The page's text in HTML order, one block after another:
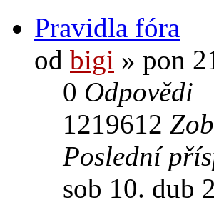
Pravidla fóra
od bigi » pon
0 Odpovědi
1219612
Poslední
sob 10. dub